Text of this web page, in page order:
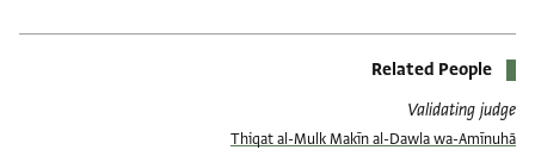
Related People
Validating judge
Thiqat al-Mulk Makīn al-Dawla wa-Amīnuhā